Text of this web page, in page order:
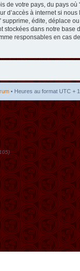
de votre pays, du pays où
d’accès à internet si nous
supprime, édite, déplace
stockées dans notre base
responsables en cas
• Heures au format UTC +